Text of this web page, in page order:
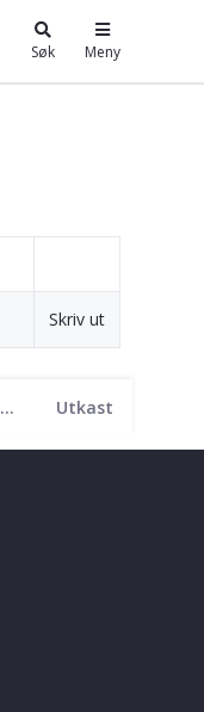
Søk Meny
Sider som ikke har lenke til seg Utkast
Skriv ut